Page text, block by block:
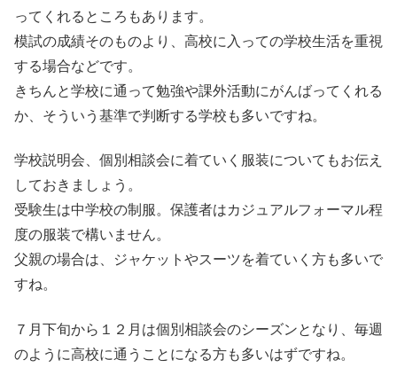
ってくれるところもあります。
模試の成績そのものより、高校に入っての学校生活を重視
する場合などです。
きちんと学校に通って勉強や課外活動にがんばってくれる
か、そういう基準で判断する学校も多いですね。
学校説明会、個別相談会に着ていく服装についてもお伝え
しておきましょう。
受験生は中学校の制服。保護者はカジュアルフォーマル程
度の服装で構いません。
父親の場合は、ジャケットやスーツを着ていく方も多いで
すね。
７月下旬から１２月は個別相談会のシーズンとなり、毎週
のように高校に通うことになる方も多いはずですね。